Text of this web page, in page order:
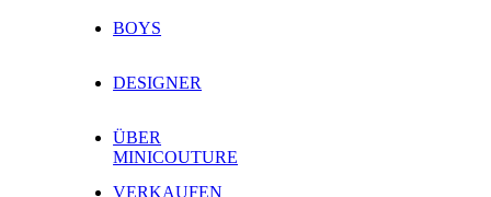
BOYS
DESIGNER
ÜBER
MINICOUTURE
VERKAUFEN